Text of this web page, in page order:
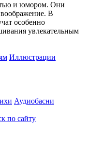
и юмором. Они
В
особенно
увлекательным
Иллюстрации
Аудиобасни
по сайту